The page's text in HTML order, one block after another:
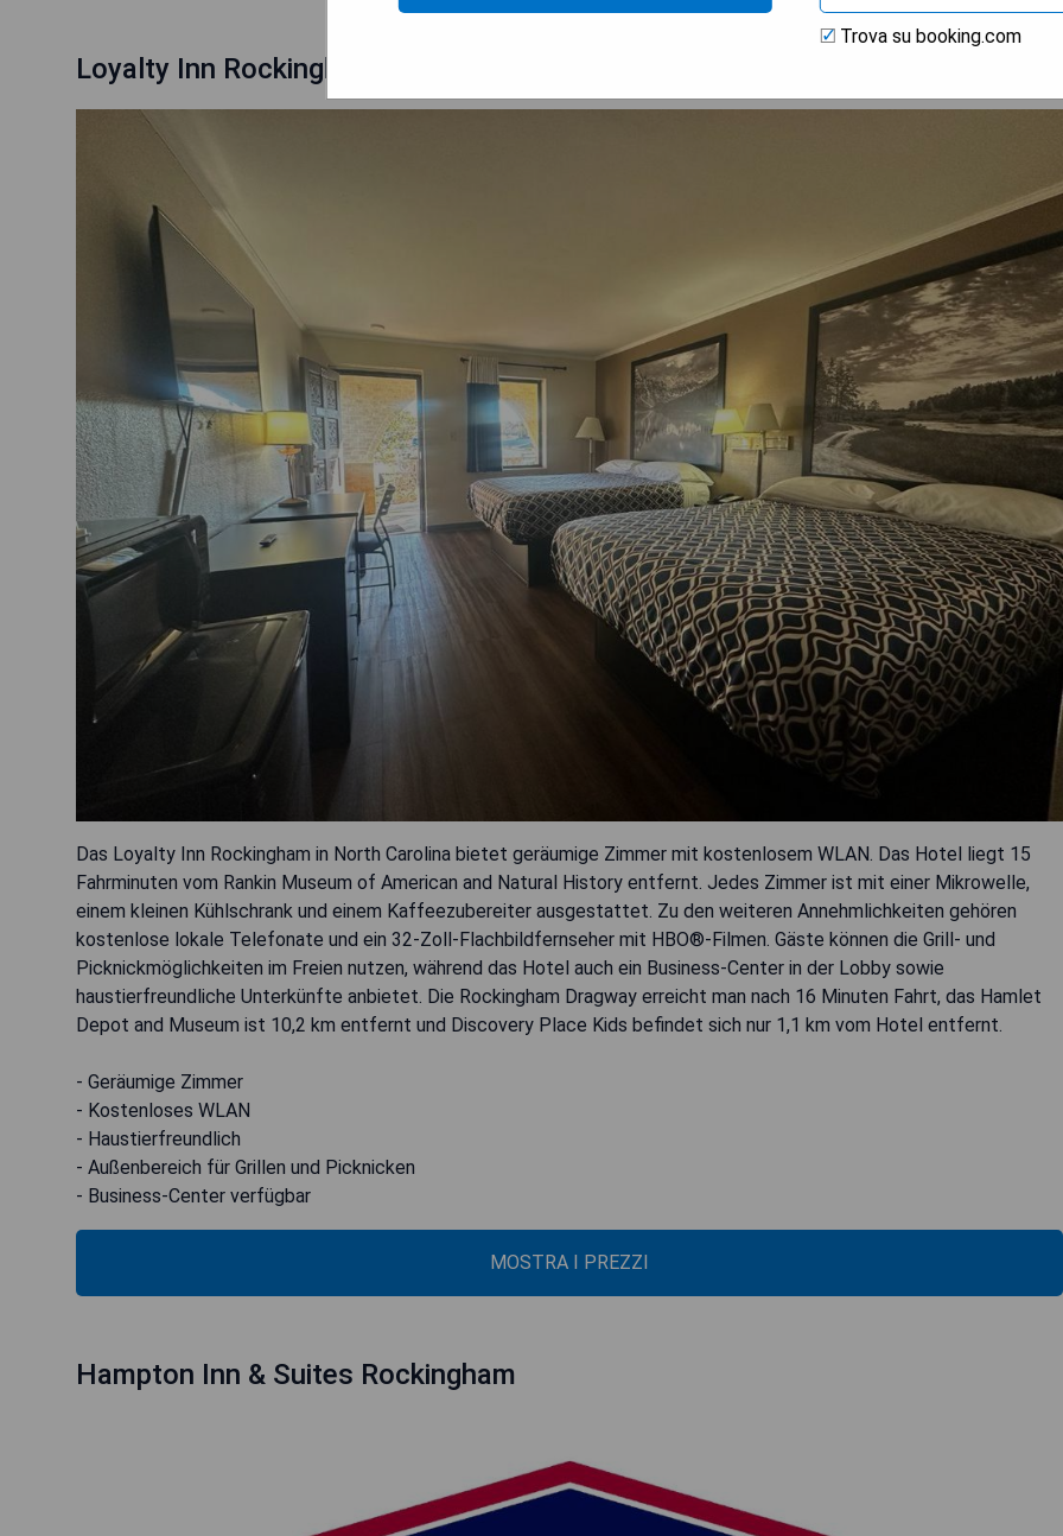
Loyalty Inn Rockingham
Das Loyalty Inn Rockingham in North Carolina bietet geräumige Zimmer mit kostenlosem WLAN. Das Hotel liegt 15
Fahrminuten vom Rankin Museum of American and Natural History entfernt. Jedes Zimmer ist mit einer Mikrowelle,
einem kleinen Kühlschrank und einem Kaffeezubereiter ausgestattet. Zu den weiteren Annehmlichkeiten gehören
kostenlose lokale Telefonate und ein 32-Zoll-Flachbildfernseher mit HBO®-Filmen. Gäste können die Grill- und
Picknickmöglichkeiten im Freien nutzen, während das Hotel auch ein Business-Center in der Lobby sowie
haustierfreundliche Unterkünfte anbietet. Die Rockingham Dragway erreicht man nach 16 Minuten Fahrt, das Hamlet
Depot and Museum ist 10,2 km entfernt und Discovery Place Kids befindet sich nur 1,1 km vom Hotel entfernt.
- Geräumige Zimmer
- Kostenloses WLAN
- Haustierfreundlich
- Außenbereich für Grillen und Picknicken
- Business-Center verfügbar
MOSTRA I PREZZI
Hampton Inn & Suites Rockingham
Trova su booking.com